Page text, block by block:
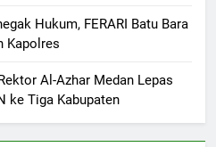
Hukum, FERARI Batu Bara
Kapolres
Al-Azhar Medan Lepas
ke Tiga Kabupaten